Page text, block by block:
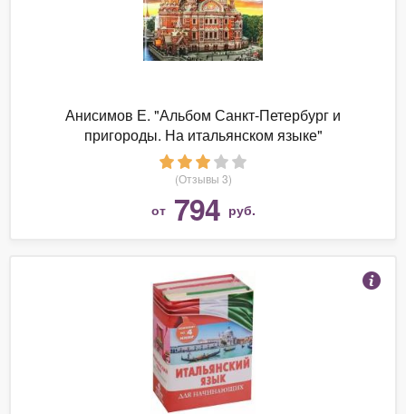
Анисимов Е. "Альбом Санкт-Петербург и
пригороды. На итальянском языке"
(Отзывы 3)
от 794 руб.